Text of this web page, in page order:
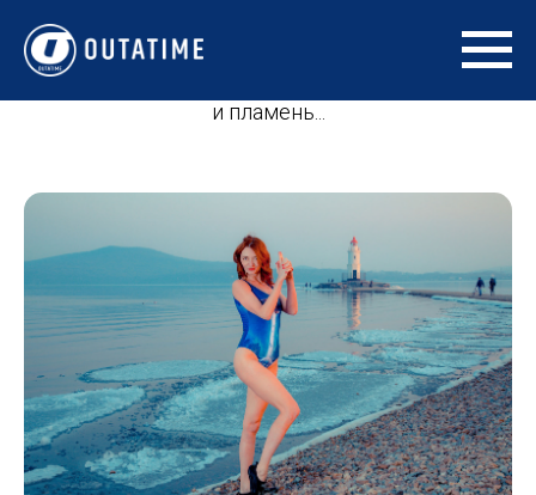
Ice ice babys
Они сошлись. Вода и камень, стихи и проза, лед
и пламень...